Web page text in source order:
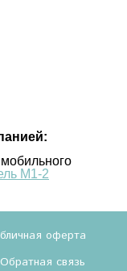
М1-2
оферта
Обратная связь